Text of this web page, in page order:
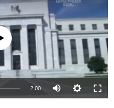
available
2:00